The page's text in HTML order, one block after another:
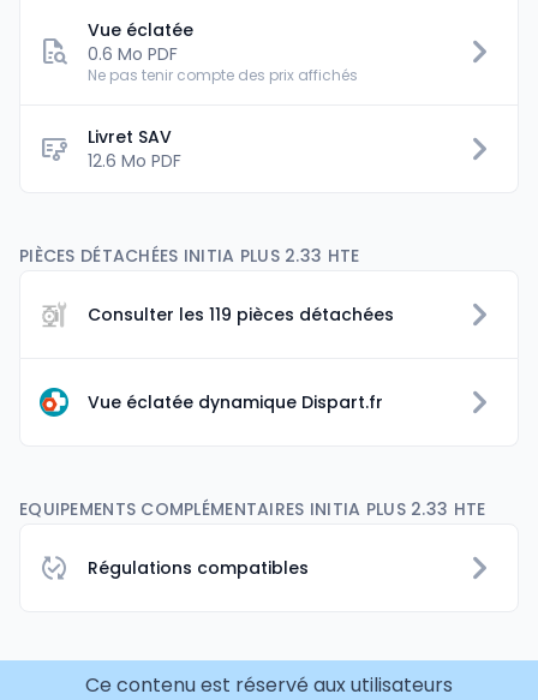
Vue éclatée
0.6 Mo PDF
Ne pas tenir compte des prix affichés
flowsheet
Livret SAV
12.6 Mo PDF
PIÈCES DÉTACHÉES INITIA PLUS 2.33 HTE
Consulter les 119 pièces détachées
Vue éclatée dynamique Dispart.fr
EQUIPEMENTS COMPLÉMENTAIRES INITIA PLUS 2.33 HTE
Régulations compatibles
Ce contenu est réservé aux utilisateurs